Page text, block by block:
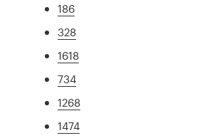
186
328
1618
734
1268
1474